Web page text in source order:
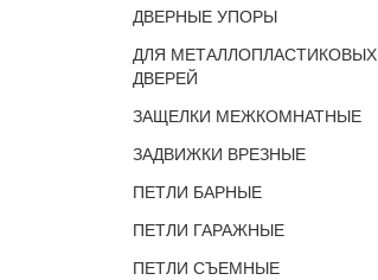
ДВЕРНЫЕ УПОРЫ
ДЛЯ МЕТАЛЛОПЛАСТИКОВЫХ
ДВЕРЕЙ
ЗАЩЕЛКИ МЕЖКОМНАТНЫЕ
ЗАДВИЖКИ ВРЕЗНЫЕ
ПЕТЛИ БАРНЫЕ
ПЕТЛИ ГАРАЖНЫЕ
ПЕТЛИ СЪЕМНЫЕ